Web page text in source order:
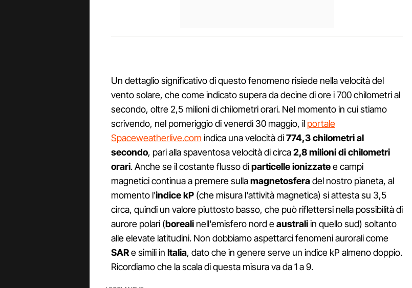
Un dettaglio significativo di questo fenomeno risiede nella velocità del
vento solare, che come indicato supera da decine di ore i 700 chilometri al
secondo, oltre 2,5 milioni di chilometri orari. Nel momento in cui stiamo
scrivendo, nel pomeriggio di venerdì 30 maggio, il portale
Spaceweatherlive.com indica una velocità di774,3 chilometri al
secondo, pari alla spaventosa velocità di circa2,8 milioni di chilometri
orari. Anche se il costante flusso diparticelle ionizzatee campi
magnetici continua a premere sullamagnetosferadel nostro pianeta, al
momento l'indice kP (che misura l'attività magnetica) si attesta su 3,5
circa, quindi un valore piuttosto basso, che può riflettersi nella possibilità di
aurore polari (boreali nell'emisfero nord eaustraliin quello sud) soltanto
alle elevate latitudini. Non dobbiamo aspettarci fenomeni aurorali come
SARe simili in Italia, dato che in genere serve un indice kP almeno doppio.
Ricordiamo che la scala di questa misura va da 1 a 9.